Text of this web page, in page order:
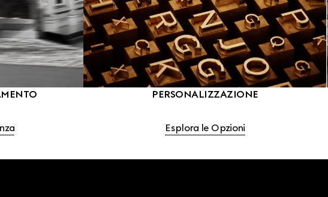
PERSONALIZZAZIONE
Esplora le Opzioni